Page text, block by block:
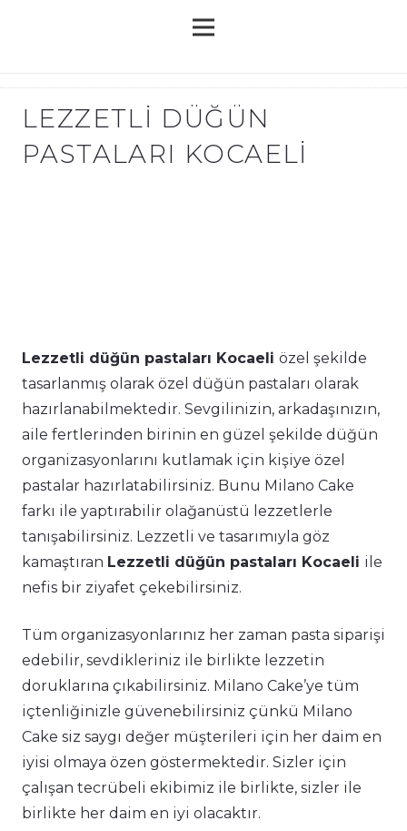
LEZZETLI DÜĞÜN
PASTALARI KOCAELI
Lezzetli düğün pastaları Kocaeli özel şekilde
tasarlanmış olarak özel düğün pastaları olarak
hazırlanabilmektedir. Sevgilinizin, arkadaşınızın,
aile fertlerinden birinin en güzel şekilde düğün
organizasyonlarını kutlamak için kişiye özel
pastalar hazırlatabilirsiniz. Bunu Milano Cake
farkı ile yaptırabilir olağanüstü lezzetlerle
tanışabilirsiniz. Lezzetli ve tasarımıyla göz
kamaştıran Lezzetli düğün pastaları Kocaeli ile
nefis bir ziyafet çekebilirsiniz.
Tüm organizasyonlarınız her zaman pasta siparişi
edebilir, sevdikleriniz ile birlikte lezzetin
doruklarına çıkabilirsiniz. Milano Cake’ye tüm
içtenliğinizle güvenebilirsiniz çünkü Milano
Cake siz saygı değer müşterileri için her daim en
iyisi olmaya özen göstermektedir. Sizler için
çalışan tecrübeli ekibimiz ile birlikte, sizler ile
birlikte her daim en iyi olacaktır.